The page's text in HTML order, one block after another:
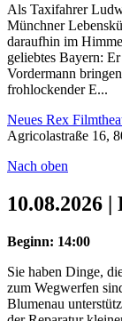
Als Taxifahrer
Münchner
daraufhin im
geliebtes Bayern:
Vordermann
frohlockender E...
Neues Rex
Agricolastraße 16,
Nach oben
10.08.2026
Beginn: 14:00
Sie haben Dinge,
zum Wegwerfen
Blumenau